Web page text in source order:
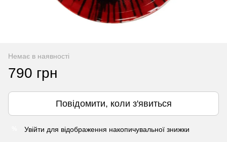
Немає в наявності
790 грн
Повідомити, коли з'явиться
Увійти для відображення накопичувальної знижки